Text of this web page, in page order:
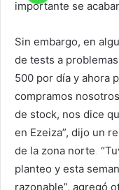
importante se
Sin embargo, en
de tests a
500 por día y ahora
compramos
de stock, nos dice
en Ezeiza”, dijo un
de la zona norte.
planteo y esta
razonable”, agregó